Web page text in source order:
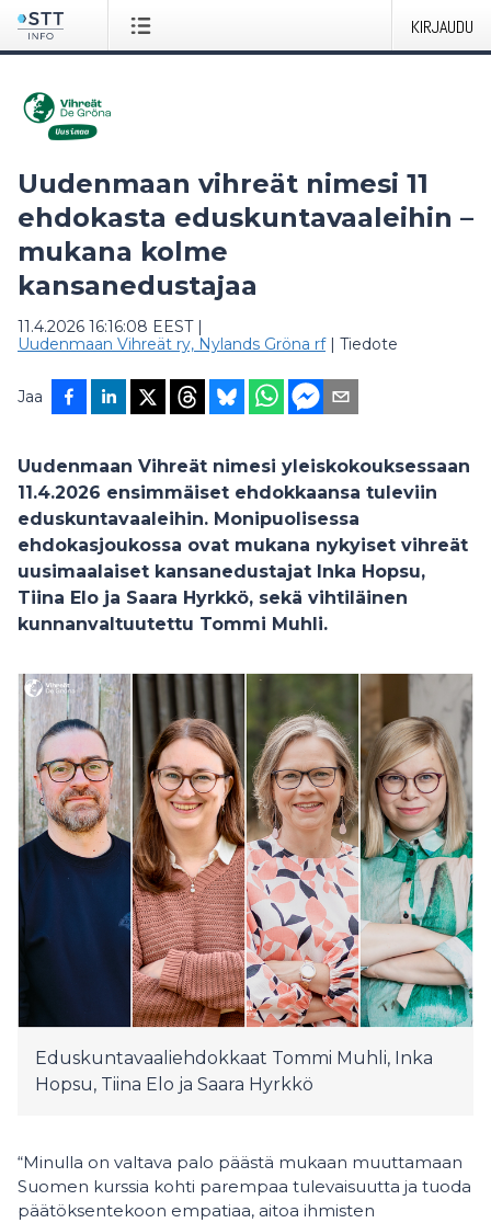
KIRJAUDU
Uudenmaan vihreät nimesi 11
ehdokasta eduskuntavaaleihin –
mukana kolme
kansanedustajaa
11.4.2026 16:16:08 EEST|
Uudenmaan Vihreät ry, Nylands Gröna rf | Tiedote
Jaa
Uudenmaan Vihreät nimesi yleiskokouksessaan
11.4.2026 ensimmäiset ehdokkaansa tuleviin
eduskuntavaaleihin. Monipuolisessa
ehdokasjoukossa ovat mukana nykyiset vihreät
uusimaalaiset kansanedustajat Inka Hopsu,
Tiina Elo ja Saara Hyrkkö, sekä vihtiläinen
kunnanvaltuutettu Tommi Muhli.
Eduskuntavaaliehdokkaat Tommi Muhli, Inka
Hopsu, Tiina Elo ja Saara Hyrkkö
“Minulla on valtava palo päästä mukaan muuttamaan
Suomen kurssia kohti parempaa tulevaisuutta ja tuoda
päätöksentekoon empatiaa, aitoa ihmisten